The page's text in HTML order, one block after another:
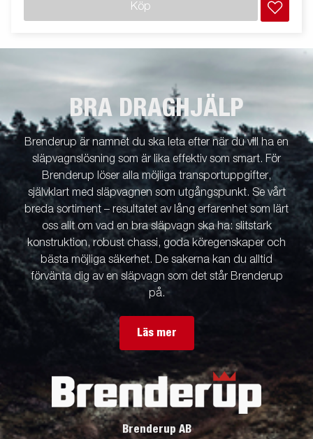
Köp
BRA DRAGHJÄLP
Brenderup är namnet du ska leta efter när du vill ha en
släpvagnslösning som är lika effektiv som smart. För
Brenderup löser alla möjliga transportuppgifter,
självklart med släpvagnen som utgångspunkt. Se vårt
breda sortiment – resultatet av lång erfarenhet som lärt
oss allt om vad en bra släpvagn ska ha: slitstark
konstruktion, robust chassi, goda köregenskaper och
bästa möjliga säkerhet. De sakerna kan du alltid
förvänta dig av en släpvagn som det står Brenderup
på.
Läs mer
Brenderup AB